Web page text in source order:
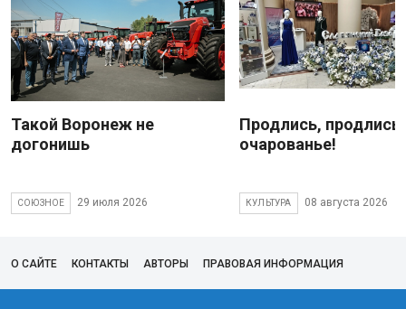
Такой Воронеж не
догонишь
СОЮЗНОЕ 29 июля 2026
Продлись, продлись
очарованье!
КУЛЬТУРА 08 августа 2026
О САЙТЕ КОНТАКТЫ АВТОРЫ ПРАВОВАЯ ИНФОРМАЦИЯ